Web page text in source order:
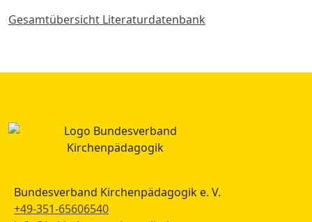
Gesamtübersicht Literaturdatenbank
Bundesverband Kirchenpädagogik e. V.
+49-351-65606540